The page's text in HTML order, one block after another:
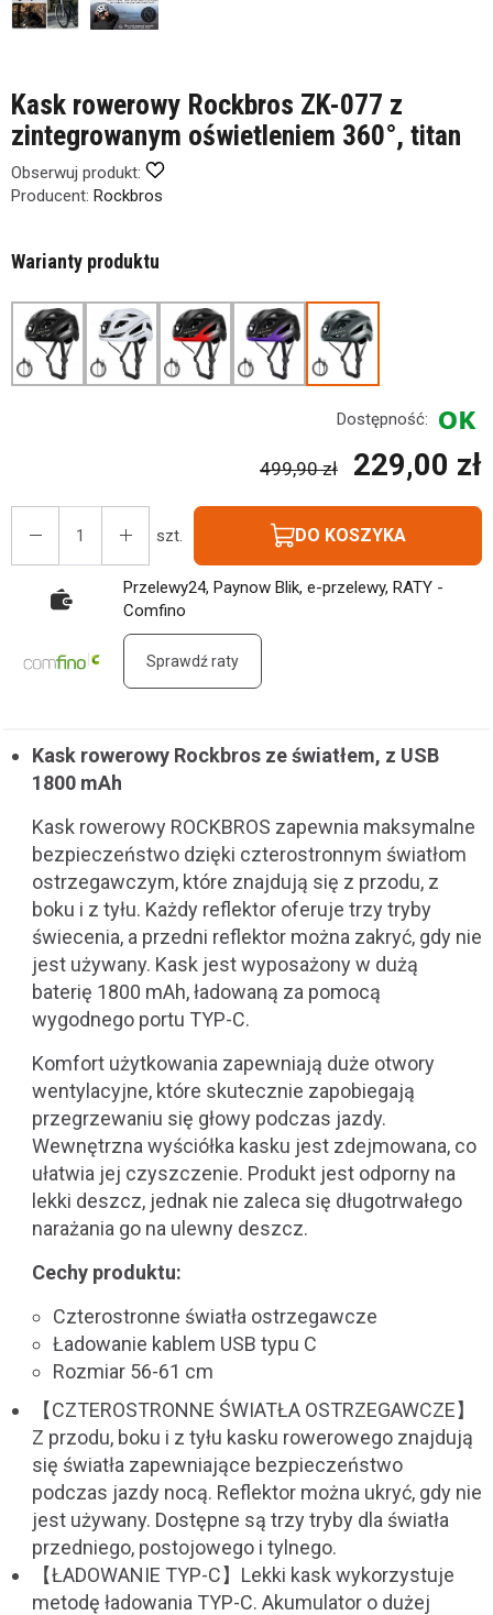
Kask rowerowy Rockbros ZK-077 z
zintegrowanym oświetleniem 360°, titan
Obserwuj produkt:
Producent: Rockbros
Warianty produktu
Dostępność:
499,90 zł 229,00 zł
szt. DO KOSZYKA
Przelewy24, Paynow Blik, e-przelewy, RATY -
Comfino
Sprawdź raty
Kask rowerowy Rockbros ze światłem, z USB
1800 mAh
Kask rowerowy ROCKBROS zapewnia maksymalne
bezpieczeństwo dzięki czterostronnym światłom
ostrzegawczym, które znajdują się z przodu, z
boku i z tyłu. Każdy reflektor oferuje trzy tryby
świecenia, a przedni reflektor można zakryć, gdy nie
jest używany. Kask jest wyposażony w dużą
baterię 1800 mAh, ładowaną za pomocą
wygodnego portu TYP-C.
Komfort użytkowania zapewniają duże otwory
wentylacyjne, które skutecznie zapobiegają
przegrzewaniu się głowy podczas jazdy.
Wewnętrzna wyściółka kasku jest zdejmowana, co
ułatwia jej czyszczenie. Produkt jest odporny na
lekki deszcz, jednak nie zaleca się długotrwałego
narażania go na ulewny deszcz.
Cechy produktu:
Czterostronne światła ostrzegawcze
Ładowanie kablem USB typu C
Rozmiar 56-61 cm
【CZTEROSTRONNE ŚWIATŁA OSTRZEGAWCZE】
Z przodu, boku i z tyłu kasku rowerowego znajdują
się światła zapewniające bezpieczeństwo
podczas jazdy nocą. Reflektor można ukryć, gdy nie
jest używany. Dostępne są trzy tryby dla światła
przedniego, postojowego i tylnego.
【ŁADOWANIE TYP-C】Lekki kask wykorzystuje
metodę ładowania TYP-C. Akumulator o dużej